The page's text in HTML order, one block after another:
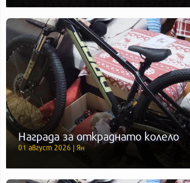
Награда за откраднато колело
01 август 2026 | Ян